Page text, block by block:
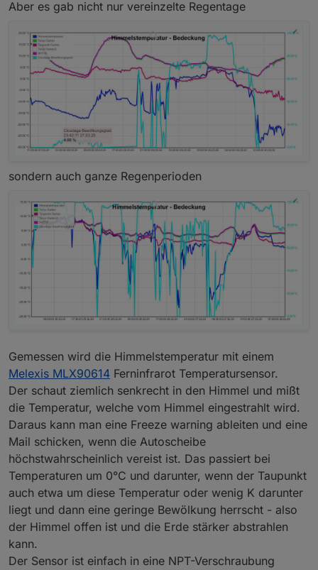
Aber es gab nicht nur vereinzelte Regentage
sondern auch ganze Regenperioden
Gemessen wird die Himmelstemperatur mit einem
Melexis MLX90614 Ferninfrarot Temperatursensor.
Der schaut ziemlich senkrecht in den Himmel und mißt
die Temperatur, welche vom Himmel eingestrahlt wird.
Daraus kann man eine Freeze warning ableiten und eine
Mail schicken, wenn die Autoscheibe
höchstwahrscheinlich vereist ist. Das passiert bei
Temperaturen um 0°C und darunter, wenn der Taupunkt
auch etwa um diese Temperatur oder wenig K darunter
liegt und dann eine geringe Bewölkung herrscht - also
der Himmel offen ist und die Erde stärker abstrahlen
kann.
Der Sensor ist einfach in eine NPT-Verschraubung